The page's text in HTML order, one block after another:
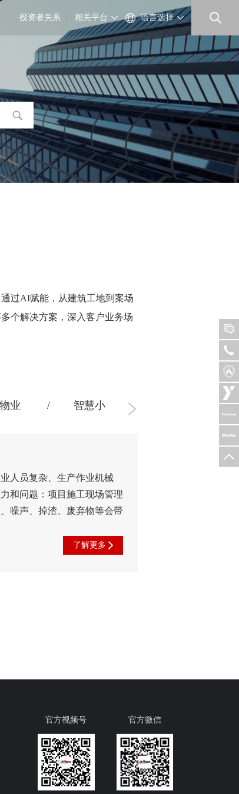
语言选择
相关平台
投资者关系
过AI赋能，从建筑工地到案场
个解决方案，深入客户业务场
业 智慧小区
人员复杂、生产作业机械
和问题：项目施工现场管理
噪声、掉渣、废弃物等会带
了解更多
官方视频号 官方微信